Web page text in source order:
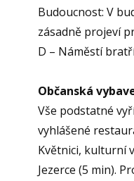
Budoucnost: V
zásadně projeví
D – Náměstí
Občanská
Vše podstatné
vyhlášené
Květnici, kulturní
Jezerce (5 min).